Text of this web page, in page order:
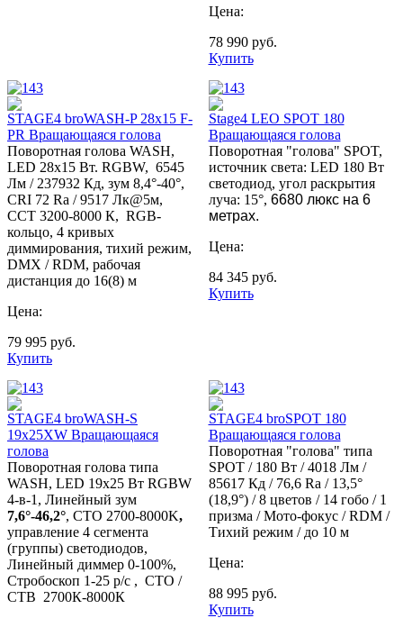
Цена:
78 990 руб.
Купить
STAGE4 broWASH-P 28x15 F-
PR Вращающаяся голова
Поворотная голова WASH,
LED 28x15 Вт. RGBW, 6545
Лм / 237932 Кд, зум 8,4°-40°,
CRI 72 Ra / 9517 Лк@5м,
ССТ 3200-8000 К, RGB-
кольцо, 4 кривых
диммирования, тихий режим,
DMX / RDM, рабочая
дистанция до 16(8) м
Цена:
79 995 руб.
Купить
Stage4 LEO SPOT 180
Вращающаяся голова
Поворотная "голова" SPOT,
источник света: LED 180 Вт
светодиод, угол раскрытия
луча: 15°, 6680 люкс на 6
метрах.
Цена:
84 345 руб.
Купить
STAGE4 broWASH-S
19x25XW Вращающаяся
голова
Поворотная голова типа
WASH, LED 19x25 Вт RGBW
4-в-1, Линейный зум
7,6°-46,2°, CTO 2700-8000K,
управление 4 сегмента
(группы) светодиодов,
Линейный диммер 0-100%,
Стробоскоп 1-25 р/с , СТО /
СТВ 2700К-8000К
STAGE4 broSPOT 180
Вращающаяся голова
Поворотная "голова" типа
SPOT / 180 Вт / 4018 Лм /
85617 Кд / 76,6 Ra / 13,5°
(18,9°) / 8 цветов / 14 гобо / 1
призма / Мото-фокус / RDM /
Тихий режим / до 10 м
Цена:
88 995 руб.
Купить